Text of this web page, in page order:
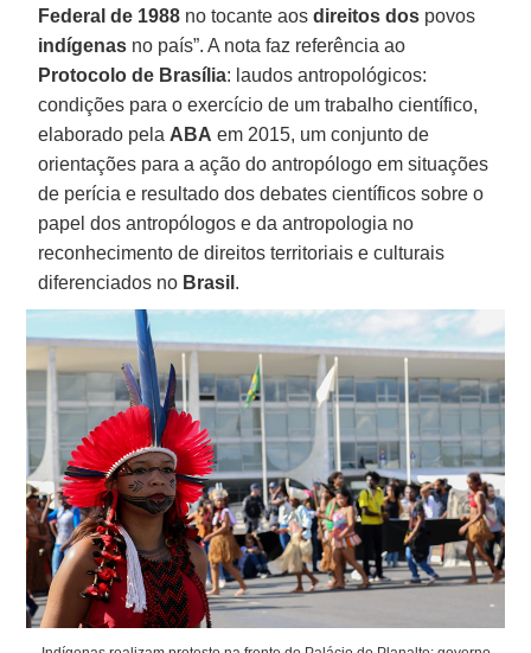
Federal de 1988 no tocante aosdireitos dos povos
indígenas no país”. A nota faz referência ao
Protocolo de Brasília: laudos antropológicos:
condições para o exercício de um trabalho científico,
elaborado pela ABA em 2015, um conjunto de
orientações para a ação do antropólogo em situações
de perícia e resultado dos debates científicos sobre o
papel dos antropólogos e da antropologia no
reconhecimento de direitos territoriais e culturais
diferenciados no Brasil .